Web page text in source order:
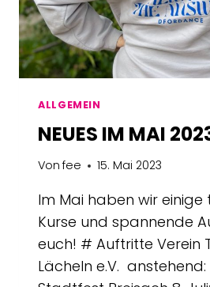
ALLGEMEIN
NEUES IM MAI
Von fee 15. Mai 2023
Im Mai haben wir einige
Kurse und spannende
euch! # Auftritte Verein
Lächeln e.V. anstehend: